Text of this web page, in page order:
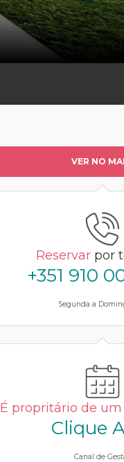
VER NO
Reservarpor
+351 910
Segunda a
É propritário de
Clique
Canal de